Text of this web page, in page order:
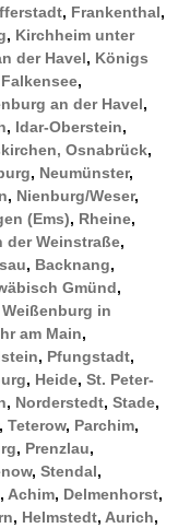
, Frankenthal,
, Kirchheim unter
der Havel, Königs
Falkensee,
an der Havel,
, Idar-Oberstein,
Osnabrück,
, Neumünster,
, Nienburg/Weser,
(Ems), Rheine,
der Weinstraße,
, Backnang,
Gmünd,
Weißenburg in
am Main,
, Pfungstadt,
, Heide, St. Peter-
, Norderstedt, Stade,
, Teterow, Parchim,
, Prenzlau,
, Stendal,
, Achim, Delmenhorst,
, Helmstedt, Aurich,